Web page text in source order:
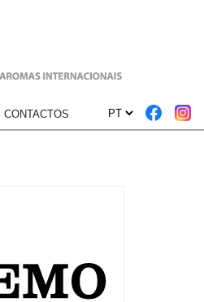
CONTACTOS